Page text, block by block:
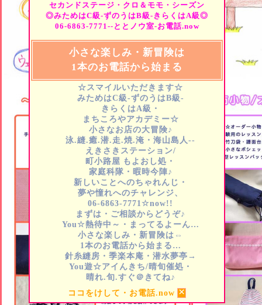
セカンドステージ・クロ＆モモ・シーズン
◎みためはC級-ずのうはB級-きらくはA級◎
06-6863-7771--ととノウ室-お電話.now
小さな楽しみ・新冒険は
1本のお電話から始まる
☆スマイルいただきます☆
みためはC級-ずのうはB級-
きらくはA級・
まちころやアカデミー☆
小さなお店の大冒険♪
泳.縫.癒.潜.走.焼.淹・海山島人--
えきさきステーション/
町小路屋 もよおし処・
家庭科隊・暇時今陣♪
新しいことへのちゃれんじ・
夢や憧れへのチャレンジ、
06-6863-7771☆now!!
まずは・ご相談からどうぞ♪
You☆熱待中～・まってるよーん…
小さな楽しみ・新冒険は⇔
1本のお電話から始まる…
針糸縫房・季楽本庵・潜水夢亭→
You遊☆アイんきち/晴旬催処・
晴れ.旬.すぐ＠きてね♪
ココをけして・お電話.now ×